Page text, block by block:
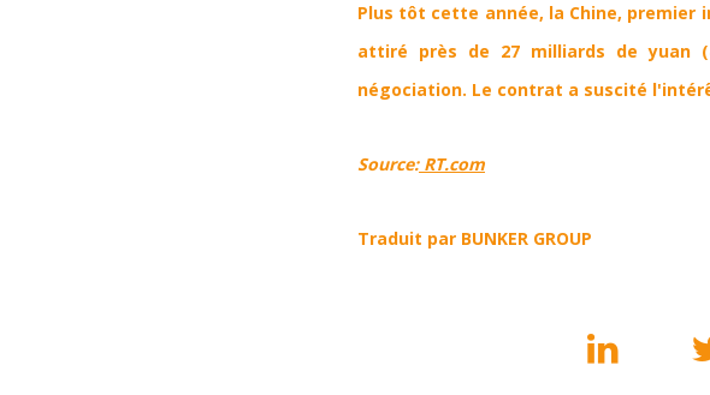
Plus tôt cette année, la Chine,
attiré près de 27 milliards de yuan
négociation. Le contrat a suscité
Source:RT.com
Traduit par BUNKER GROUP